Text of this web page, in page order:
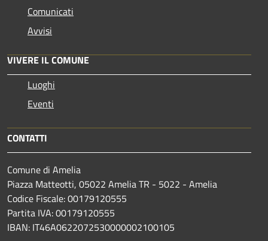
Comunicati
Avvisi
VIVERE IL COMUNE
Luoghi
Eventi
CONTATTI
Comune di Amelia
Piazza Matteotti, 05022 Amelia TR - 5022 - Amelia
Codice Fiscale: 00179120555
Partita IVA: 00179120555
IBAN: IT46A0622072530000002100105